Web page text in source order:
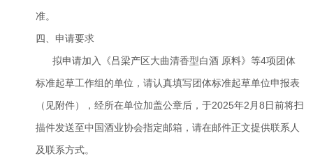
准。
四、申请要求
拟申请加入《吕梁产区大曲清香型白酒 原料》等4项团体
标准起草工作组的单位，请认真填写团体标准起草单位申报表
（见附件），经所在单位加盖公章后，于2025年2月8日前将扫
描件发送至中国酒业协会指定邮箱，请在邮件正文提供联系人
及联系方式。